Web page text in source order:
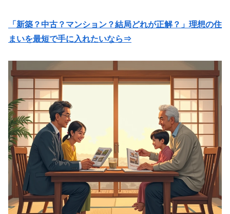
「新築？中古？マンション？結局どれが正解？」理想の住
まいを最短で手に入れたいなら⇒